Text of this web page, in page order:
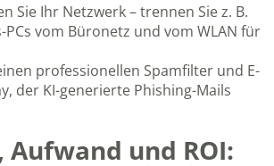
Sie Ihr Netzwerk – trennen Sie z. B.
vom Büronetz und vom WLAN für
professionellen Spamfilter und E-
der KI-generierte Phishing-Mails
Aufwand und ROI: